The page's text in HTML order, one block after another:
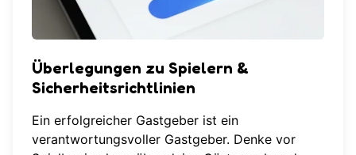
Überlegungen zu Spielern &
Sicherheitsrichtlinien
Ein erfolgreicher Gastgeber ist ein
verantwortungsvoller Gastgeber. Denke vor